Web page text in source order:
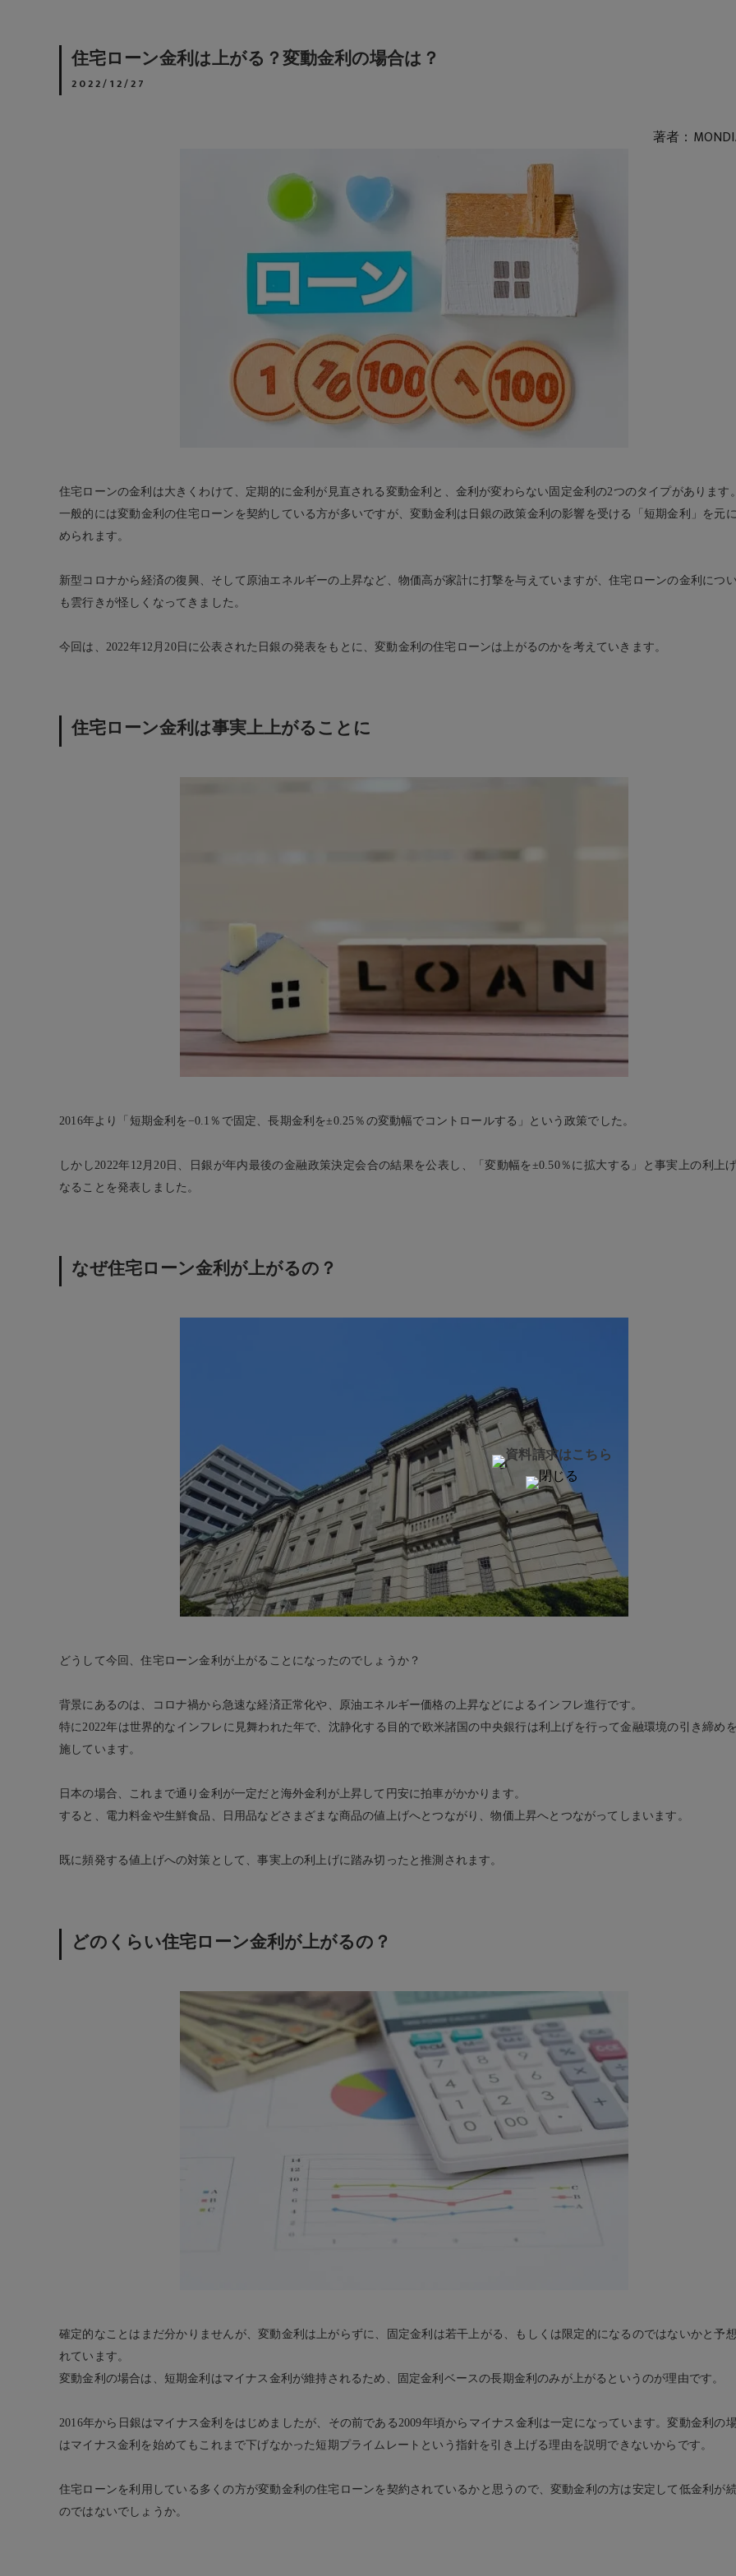
住宅ローン金利は上がる？変動金利の場合は？
2022/12/27
著者：
住宅ローンの金利は大きくわけて、定期的に金利が見直される変動金利と、金利が変わらない固定金利の2つのタイプがあります
一般的には変動金利の住宅ローンを契約している方が多いですが、変動金利は日銀の政策金利の影響を受ける「短期金利」を元
められます。
新型コロナから経済の復興、そして原油エネルギーの上昇など、物価高が家計に打撃を与えていますが、住宅ローンの金利につ
も雲行きが怪しくなってきました。
今回は、2022年12月20日に公表された日銀の発表をもとに、変動金利の住宅ローンは上がるのかを考えていきます。
住宅ローン金利は事実上上がることに
2016年より「短期金利を−0.1％で固定、長期金利を±0.25％の変動幅でコントロールする」という政策でした。
しかし2022年12月20日、日銀が年内最後の金融政策決定会合の結果を公表し、「変動幅を±0.50％に拡大する」と事実上の利上
なることを発表しました。
なぜ住宅ローン金利が上がるの？
どうして今回、住宅ローン金利が上がることになったのでしょうか？
背景にあるのは、コロナ禍から急速な経済正常化や、原油エネルギー価格の上昇などによるインフレ進行です。
特に2022年は世界的なインフレに見舞われた年で、沈静化する目的で欧米諸国の中央銀行は利上げを行って金融環境の引き締め
施しています。
日本の場合、これまで通り金利が一定だと海外金利が上昇して円安に拍車がかかります。
すると、電力料金や生鮮食品、日用品などさまざまな商品の値上げへとつながり、物価上昇へとつながってしまいます。
既に頻発する値上げへの対策として、事実上の利上げに踏み切ったと推測されます。
どのくらい住宅ローン金利が上がるの？
確定的なことはまだ分かりませんが、変動金利は上がらずに、固定金利は若干上がる、もしくは限定的になるのではないかと予
れています。
変動金利の場合は、短期金利はマイナス金利が維持されるため、固定金利ベースの長期金利のみが上がるというのが理由です。
2016年から日銀はマイナス金利をはじめましたが、その前である2009年頃からマイナス金利は一定になっています。変動金利の
はマイナス金利を始めてもこれまで下げなかった短期プライムレートという指針を引き上げる理由を説明できないからです。
住宅ローンを利用している多くの方が変動金利の住宅ローンを契約されているかと思うので、変動金利の方は安定して低金利が
のではないでしょうか。